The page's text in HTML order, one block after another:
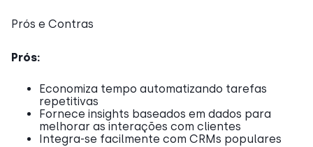
Prós e Contras
Prós:
Economiza tempo automatizando tarefas
repetitivas
Fornece insights baseados em dados para
melhorar as interações com clientes
Integra-se facilmente com CRMs populares